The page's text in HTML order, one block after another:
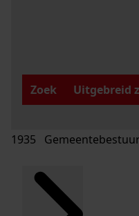
Zoek
Uitgebreid
1935